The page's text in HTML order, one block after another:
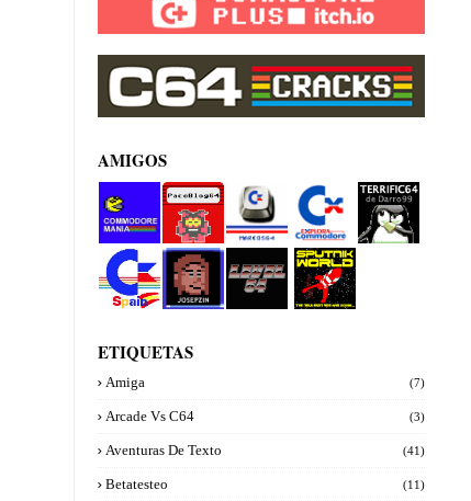
AMIGOS
ore manía
Explora
Commod
ore
PacoBlog
64
Terrifi64
de
Darro99
Marcos64
Commod
ore Spain
Sputnik
World
Josepzin
ETIQUETAS
Amiga (7)
Arcade Vs C64 (3)
Aventuras De Texto (41)
Betatesteo (11)